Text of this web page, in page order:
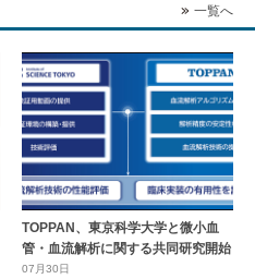
一覧へ
TOPPAN、東京科学大学と微小血
管・血流解析に関する共同研究開始
07月30日